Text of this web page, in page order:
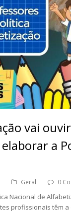
vai
a
Geral 0
Nacional de
profissionais têm